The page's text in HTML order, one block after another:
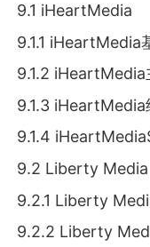
9.1 iHeartMedia
9.1.1 iHeartMedia
9.1.2
9.1.3
9.1.4
9.2 Liberty Media
9.2.1 Liberty
9.2.2 Liberty